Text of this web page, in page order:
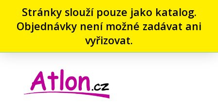
Stránky slouží pouze jako katalog.
Objednávky není možné zadávat ani
vyřizovat.